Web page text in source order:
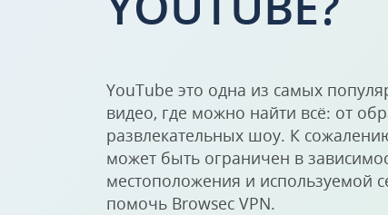
YouTube это одна из самых
видео, где можно найти всё: от
развлекательных шоу. К
может быть ограничен в
местоположения и используемой
помочь Browsec VPN.